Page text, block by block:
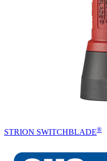
STRION SWITCHBLADE®